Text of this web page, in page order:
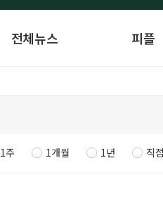
전체뉴스 피플
1주 1개월 1년 직